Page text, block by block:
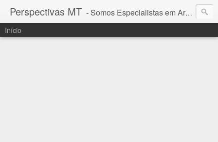
Perspectivas MT - Somos Especialistas em Araguaia - Mato Grosso
Início